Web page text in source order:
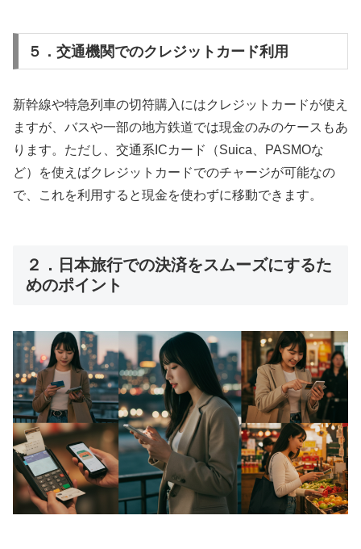
５．交通機関でのクレジットカード利用
新幹線や特急列車の切符購入にはクレジットカードが使え
ますが、バスや一部の地方鉄道では現金のみのケースもあ
ります。ただし、交通系ICカード（Suica、PASMOな
ど）を使えばクレジットカードでのチャージが可能なの
で、これを利用すると現金を使わずに移動できます。
２．日本旅行での決済をスムーズにするた
めのポイント